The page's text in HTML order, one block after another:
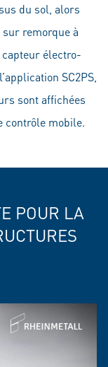
du sol, alors
sur remorque à
électro-
SC2PS,
sont affichées
contrôle mobile.
POUR LA